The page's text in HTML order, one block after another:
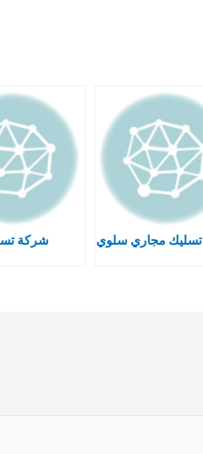
تسليك مجاري سلوي
شركة